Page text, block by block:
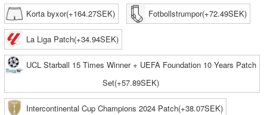
Korta byxor(+164.27SEK) Fotbollstrumpor(+72.49SEK)
La Liga Patch(+34.94SEK)
UCL Starball 15 Times Winner + UEFA Foundation 10 Years Patch
Set(+57.89SEK)
Intercontinental Cup Champions 2024 Patch(+38.07SEK)